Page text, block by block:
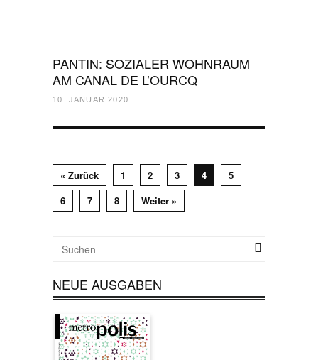
PANTIN: SOZIALER WOHNRAUM
AM CANAL DE L’OURCQ
10. JANUAR 2020
« Zurück 1 2 3 4
5
6
7 8 Weiter »
NEUE AUSGABEN